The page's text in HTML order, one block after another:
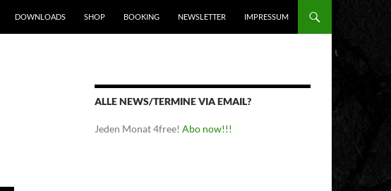
DOWNLOADS SHOP BOOKING NEWSLETTER IMPRESSUM
ALLE NEWS/TERMINE VIA EMAIL?
Jeden Monat 4free! Abo now!!!